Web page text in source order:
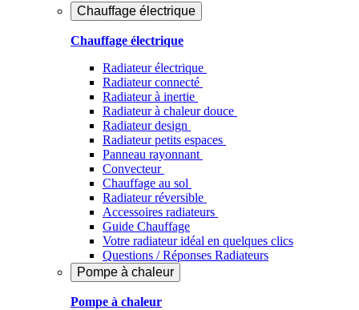
Chauffage électrique
Chauffage électrique
Radiateur électrique
Radiateur connecté
Radiateur à inertie
Radiateur à chaleur douce
Radiateur design
Radiateur petits espaces
Panneau rayonnant
Convecteur
Chauffage au sol
Radiateur réversible
Accessoires radiateurs
Guide Chauffage
Votre radiateur idéal en quelques clics
Questions / Réponses Radiateurs
Pompe à chaleur
Pompe à chaleur